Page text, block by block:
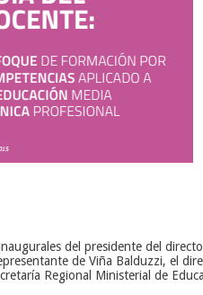
del presidente del
de Viña Balduzzi, el
Regional Ministerial de